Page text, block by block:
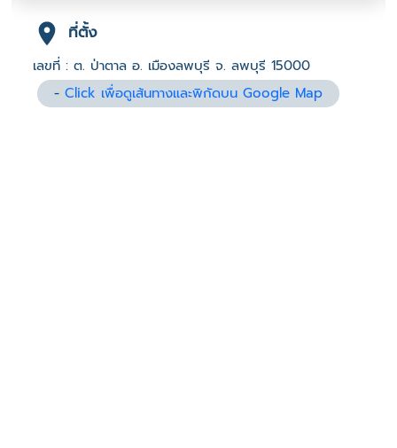
ที่ตั้ง
เลขที่ : ต. ป่าตาล อ. เมืองลพบุรี จ. ลพบุรี 15000
-Click เพื่อดูเส้นทางและพิกัดบน Google Map